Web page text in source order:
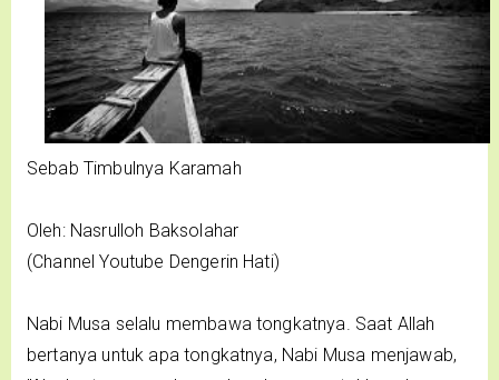
Sebab Timbulnya Karamah
Oleh: Nasrulloh Baksolahar
(Channel Youtube Dengerin Hati)
Nabi Musa selalu membawa tongkatnya. Saat Allah
bertanya untuk apa tongkatnya, Nabi Musa menjawab,